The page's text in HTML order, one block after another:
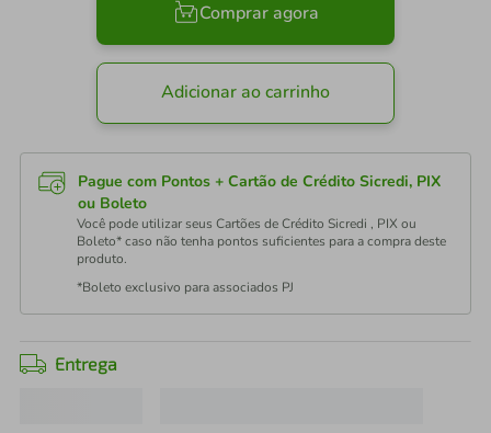
Comprar agora
Adicionar ao carrinho
Pague com Pontos + Cartão de Crédito Sicredi, PIX
ou Boleto
Você pode utilizar seus Cartões de Crédito Sicredi , PIX ou
Boleto* caso não tenha pontos suficientes para a compra deste
produto.
*Boleto exclusivo para associados PJ
Entrega